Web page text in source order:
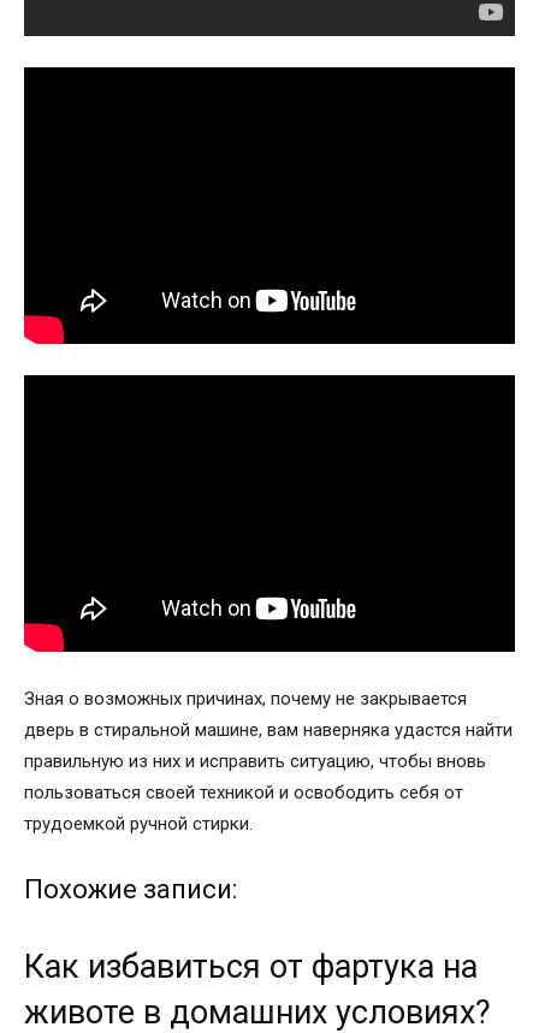
Зная о возможных причинах, почему не закрывается
дверь в стиральной машине, вам наверняка удастся найти
правильную из них и исправить ситуацию, чтобы вновь
пользоваться своей техникой и освободить себя от
трудоемкой ручной стирки.
Похожие записи:
Как избавиться от фартука на
животе в домашних условиях?